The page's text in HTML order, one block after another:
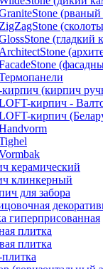
ZigZagStone
(гладкий
ArchitectStone
(кирпич
кирпич -
кирпич
керамический
клинкерный
для забора
гиперприсованная
плитка
плитка